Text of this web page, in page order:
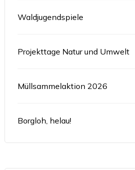
Waldjugendspiele
Projekttage Natur und Umwelt
Müllsammelaktion 2026
Borgloh, helau!